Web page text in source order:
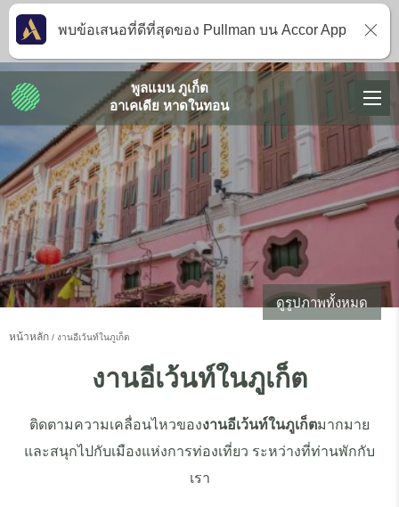
ดูรูปภาพทั้งหมด
หน้าหลัก งานอีเว้นท์ในภูเก็ต
งานอีเว้นท์ในภูเก็ต
ติดตามความเคลื่อนไหวของงานอีเว้นท์ในภูเก็ตมากมาย
และสนุกไปกับเมืองแห่งการท่องเที่ยว ระหว่างที่ท่านพักกับ
เรา
พูลแมน ภูเก็ต
อาเคเดีย หาดในทอน
พบข้อเสนอที่ดีที่สุดของ Pullman บน Accor App